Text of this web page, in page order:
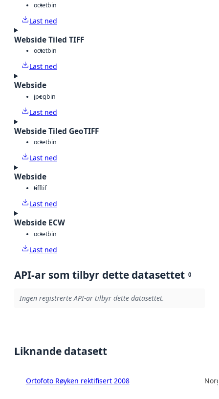
octetbin
Last ned
Webside Tiled TIFF
octetbin
Last ned
Webside
jpegbin
Last ned
Webside Tiled GeoTIFF
octetbin
Last ned
Webside
tifftif
Last ned
Webside ECW
octetbin
Last ned
API-ar som tilbyr dette datasettet 0
Ingen registrerte API-ar tilbyr dette datasettet.
Liknande datasett
Ortofoto Røyken rektifisert 2008